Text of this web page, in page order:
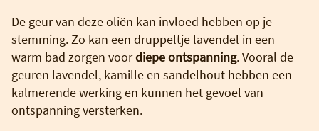
De geur van deze oliën kan invloed hebben op je
stemming. Zo kan een druppeltje lavendel in een
warm bad zorgen voordiepe ontspanning. Vooral de
geuren lavendel, kamille en sandelhout hebben een
kalmerende werking en kunnen het gevoel van
ontspanning versterken.